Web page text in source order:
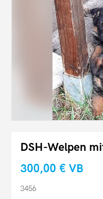
DSH-Welpen
300,00 € VB
3456